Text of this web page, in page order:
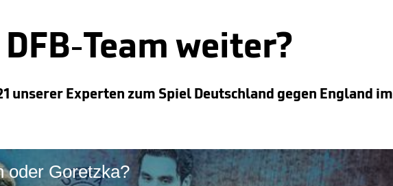
Team weiter?
unserer Experten zum Spiel Deutschland gegen England im
oder Goretzka?